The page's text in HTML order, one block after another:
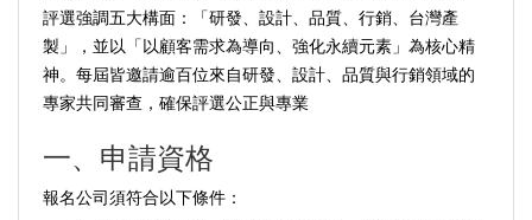
評選強調五大構面：「研發、設計、品質、行銷、台灣產
製」，並以「以顧客需求為導向、強化永續元素」為核心精
神。每屆皆邀請逾百位來自研發、設計、品質與行銷領域的
專家共同審查，確保評選公正與專業
一、申請資格
報名公司須符合以下條件：